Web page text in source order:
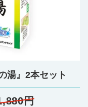
湯』2本セット
円